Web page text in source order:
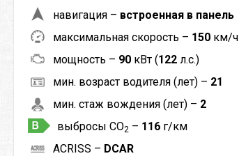
навигация – встроенная в панель
максимальная скорость – 150 км/ч
мощность – 90 кВт (122л.с.)
мин. возраст водителя (лет) – 21
мин. стаж вождения (лет) – 2
выбросы CO2 – 116 г/км
ACRISS – DCAR